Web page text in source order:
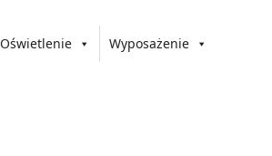
Oświetlenie Wyposażenie